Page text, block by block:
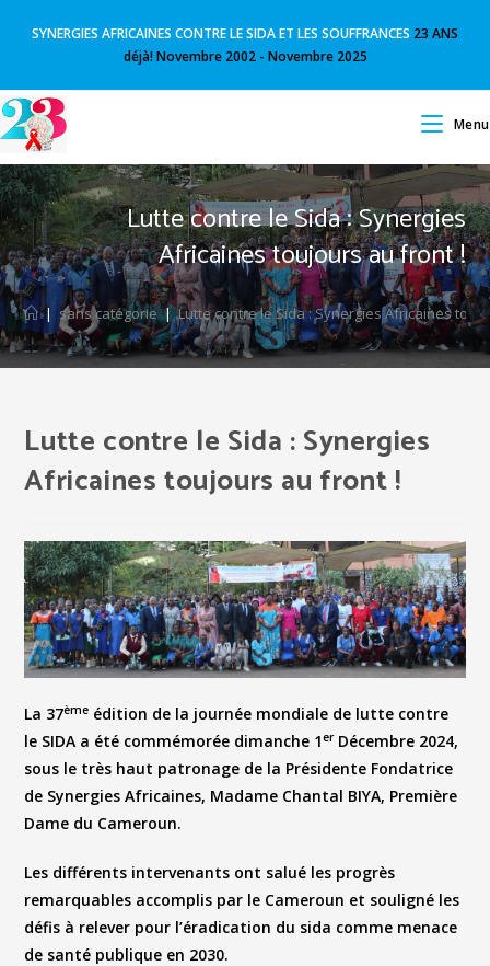
SYNERGIES AFRICAINES CONTRE LE SIDA ET LES SOUFFRANCES 23 ANS
déjà! Novembre 2002 - Novembre 2025
Menu
Lutte contre le Sida : Synergies
Africaines toujours au front !
| sans catégorie | Lutte contre le Sida : Synergies Africaines
Lutte contre le Sida : Synergies
Africaines toujours au front !
La 37ème édition de la journée mondiale de lutte contre
le SIDA a été commémorée dimanche 1erDécembre 2024,
sous le très haut patronage de la Présidente Fondatrice
de Synergies Africaines, Madame Chantal BIYA, Première
Dame du Cameroun.
Les différents intervenants ont salué les progrès
remarquables accomplis par le Cameroun et souligné les
défis à relever pour l’éradication du sida comme menace
de santé publique en 2030.